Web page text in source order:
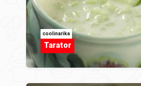
coolinarika
Tarator